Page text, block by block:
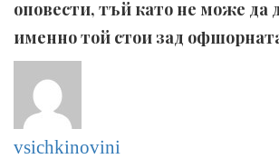
оповести, тъй като не може да
именно той стои зад
vsichkinovini